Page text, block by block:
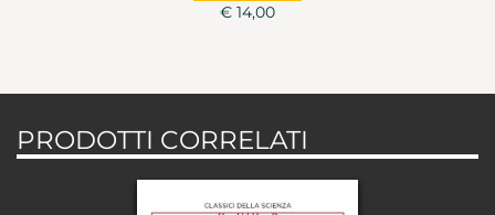
€ 14,00
PRODOTTI CORRELATI